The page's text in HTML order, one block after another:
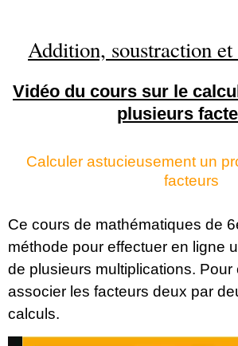
Addition, soustraction
Vidéo du cours sur le
plusieurs
Calculer astucieusement un
facteurs
Ce cours de mathématiques de
méthode pour effectuer en ligne
de plusieurs multiplications. Pour
associer les facteurs deux par
calculs.